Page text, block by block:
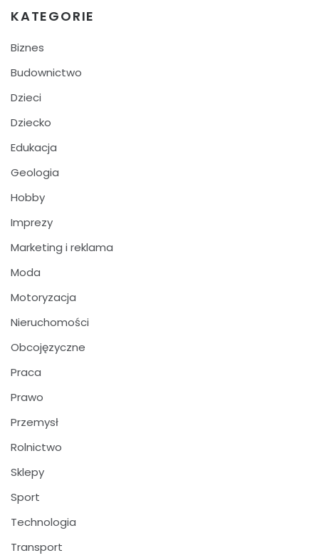
KATEGORIE
Biznes
Budownictwo
Dzieci
Dziecko
Edukacja
Geologia
Hobby
Imprezy
Marketing i reklama
Moda
Motoryzacja
Nieruchomości
Obcojęzyczne
Praca
Prawo
Przemysł
Rolnictwo
Sklepy
Sport
Technologia
Transport